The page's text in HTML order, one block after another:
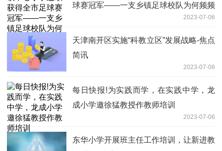
球赛冠军——一支乡镇足球校队为何频频
2023-07-06
天津南开区实施“科教立区”发展战略-焦点
简讯
2023-07-06
每日快报!为实践而学，在实践中学，龙
成小学邀徐猛教授作教师培训
2023-07-06
东华小学开展班主任工作培训，让新进教